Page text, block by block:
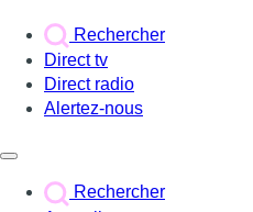
Rechercher
Direct tv
Direct radio
Alertez-nous
Rechercher